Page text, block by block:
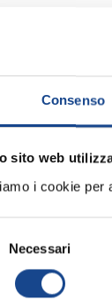
Consenso
sito web
i cookie per
Necessari
◉
◉